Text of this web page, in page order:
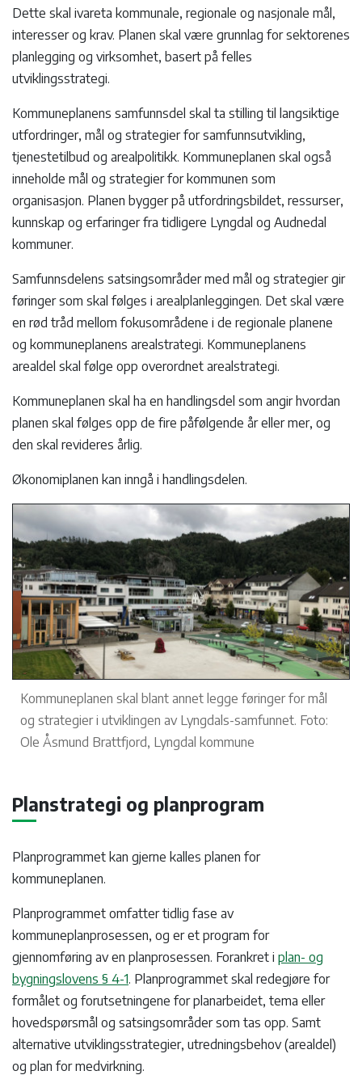
Dette skal ivareta kommunale, regionale og nasjonale mål,
interesser og krav. Planen skal være grunnlag for sektorenes
planlegging og virksomhet, basert på felles
utviklingsstrategi.
Kommuneplanens samfunnsdel skal ta stilling til langsiktige
utfordringer, mål og strategier for samfunnsutvikling,
tjenestetilbud og arealpolitikk. Kommuneplanen skal også
inneholde mål og strategier for kommunen som
organisasjon. Planen bygger på utfordringsbildet, ressurser,
kunnskap og erfaringer fra tidligere Lyngdal og Audnedal
kommuner.
Samfunnsdelens satsingsområder med mål og strategier gir
føringer som skal følges i arealplanleggingen. Det skal være
en rød tråd mellom fokusområdene i de regionale planene
og kommuneplanens arealstrategi. Kommuneplanens
arealdel skal følge opp overordnet arealstrategi.
Kommuneplanen skal ha en handlingsdel som angir hvordan
planen skal følges opp de fire påfølgende år eller mer, og
den skal revideres årlig.
Økonomiplanen kan inngå i handlingsdelen.
Kommuneplanen skal blant annet legge føringer for mål
og strategier i utviklingen av Lyngdals-samfunnet. Foto:
Ole Åsmund Brattfjord, Lyngdal kommune
Planstrategi og planprogram
Planprogrammet kan gjerne kalles planen for
kommuneplanen.
Planprogrammet omfatter tidlig fase av
kommuneplanprosessen, og er et program for
gjennomføring av en planprosessen. Forankret i plan- og
bygningslovens § 4-1. Planprogrammet skal redegjøre for
formålet og forutsetningene for planarbeidet, tema eller
hovedspørsmål og satsingsområder som tas opp. Samt
alternative utviklingsstrategier, utredningsbehov (arealdel)
og plan for medvirkning.